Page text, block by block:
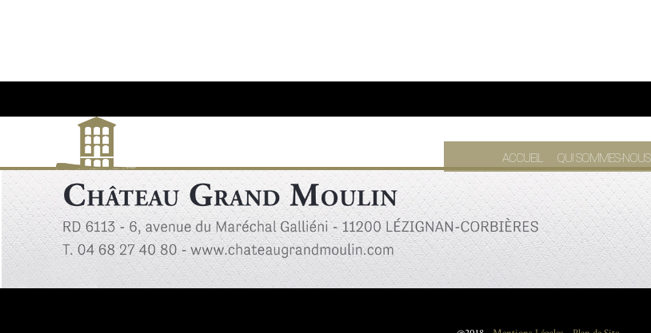
ACCUEIL QUI SOMMES-NOUS